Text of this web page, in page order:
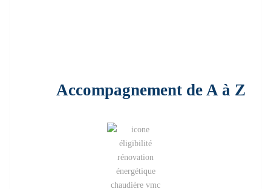
Accompagnement de A à Z